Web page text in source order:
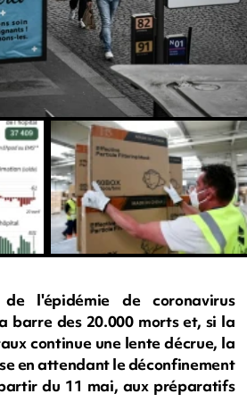
l'épidémie de coronavirus
barre des 20.000 morts et, si la
continue une lente décrue, la
en attendant le déconfinement
du 11 mai, aux préparatifs